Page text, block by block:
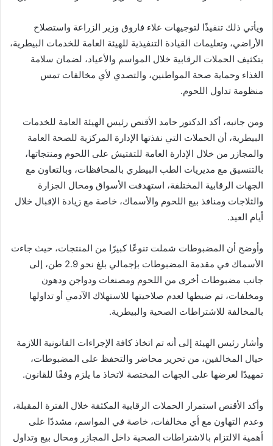
ويأتي ذلك تنفيذًا لتوجيهات علاء فاروق وزير الزراعة واستصلاح
الأراضي، وتعليمات القيادة التنفيذية للهيئة العامة للخدمات البيطرية،
بتكثيف الحملات الرقابية خلال المواسم والأعياد، لضمان سلامة
الغذاء وحماية صحة المواطنين، والتصدي لأي مخالفات تمس
منظومة تداول اللحوم.
ومن جانبه، أكد الدكتور حامد الأقنص رئيس الهيئة العامة للخدمات
البيطرية، أن الحملات التي نفذتها الإدارة المركزية للصحة العامة
والمجازر من خلال الإدارة العامة للتفتيش على اللحوم ومنتجاتها،
بالتنسيق مع مديريات الطب البيطري بالمحافظات، وبالتعاون مع
الجهات الرقابية المختلفة، استهدفت الأسواق ومحال الجزارة
والثلاجات ومنافذ بيع اللحوم والأسماك، خاصة مع زيادة الإقبال خلال
أيام العيد.
وأوضح أن المضبوطات شملت تنوعًا كبيرًا من المنتجات، حيث جاءت
الأسماك في مقدمة المضبوطات بإجمالي بلغ نحو 2.9 طن، إلى
جانب مضبوطات أخرى من اللحوم ومصنعات ودواجن ودهون
ومخلفات، تم ضبطها لعدم صلاحيتها للاستهلاك الآدمي أو تداولها
بالمخالفة للاشتراطات الصحية والبيطرية.
وأشار رئيس الهيئة إلى أنه تم اتخاذ كافة الإجراءات القانونية اللازمة
حيال المخالفين، من تحرير محاضر والتحفظ على المضبوطات،
تمهيدًا لعرضها على الجهات المختصة لاتخاذ ما يلزم وفقًا للقانون.
وأكد الأقنص استمرار الحملات الرقابية المكثفة خلال الفترة المقبلة،
وعدم التهاون مع أي مخالفات، خاصة في المواسم، مشددًا على
أهمية الالتزام بالاشتراطات الصحية داخل المجازر ومحال بيع وتداول